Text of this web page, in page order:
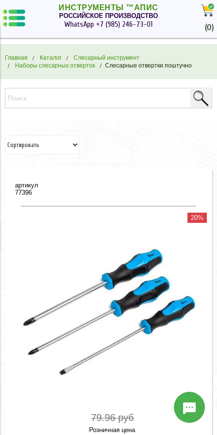
ИНСТРУМЕНТЫ ™АПИС
РОССИЙСКОЕ ПРОИЗВОДСТВО
WhatsApp +7 (985) 246-73-01 (0)
Главная Каталог
Слесарный инструмент
Наборы слесарных отверток
Слесарные отвертки поштучно
артикул
77396
20%
79.96 руб
Розничная цена